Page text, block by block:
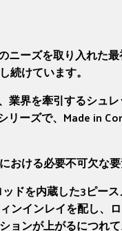
ーズを取り入れた
続けています。
界を牽引するシュ
ーズで、Made in
ける必要不可欠な要
ドを内蔵した3ピー
インレイを配し、
ンが上がるにつれ